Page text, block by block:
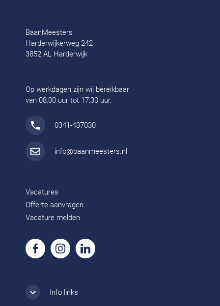
BaanMeesters
Harderwijkerweg 242
3852 AL Harderwijk
Op werkdagen zijn wij bereikbaar
van 08:00 uur tot 17:30 uur.
0341-437030
info@baanmeesters.nl
Vacatures
Offerte aanvragen
Vacature melden
Info links